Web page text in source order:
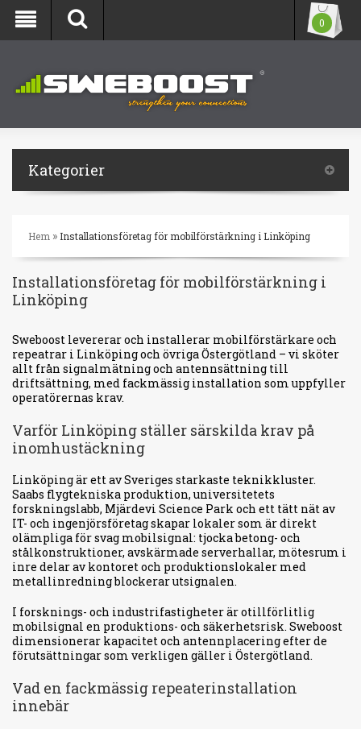
0
Kategorier
Hem » Installationsföretag för mobilförstärkning i Linköping
Installationsföretag för mobilförstärkning i
Linköping
Sweboost levererar och installerar mobilförstärkare och
repeatrar i Linköping och övriga Östergötland – vi sköter
allt från signalmätning och antennsättning till
driftsättning, med fackmässig installation som uppfyller
operatörernas krav.
Varför Linköping ställer särskilda krav på
inomhustäckning
Linköping är ett av Sveriges starkaste teknikkluster.
Saabs flygtekniska produktion, universitetets
forskningslabb, Mjärdevi Science Park och ett tätt nät av
IT- och ingenjörsföretag skapar lokaler som är direkt
olämpliga för svag mobilsignal: tjocka betong- och
stålkonstruktioner, avskärmade serverhallar, mötesrum i
inre delar av kontoret och produktionslokaler med
metallinredning blockerar utsignalen.
I forsknings- och industrifastigheter är otillförlitlig
mobilsignal en produktions- och säkerhetsrisk. Sweboost
dimensionerar kapacitet och antennplacering efter de
förutsättningar som verkligen gäller i Östergötland.
Vad en fackmässig repeaterinstallation
innebär